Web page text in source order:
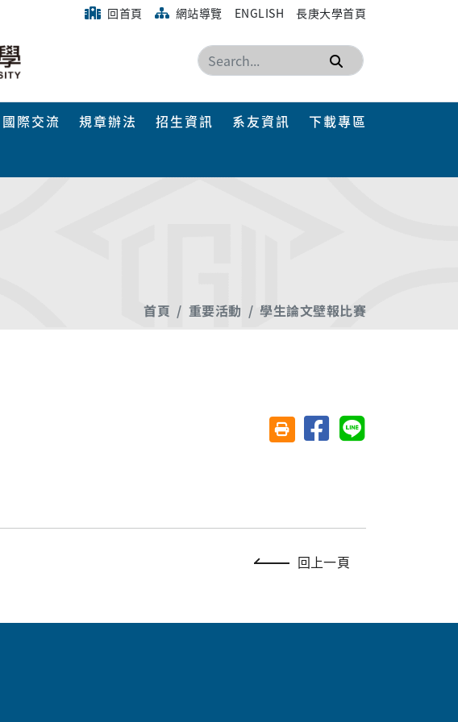
回首頁 網站導覽 ENGLISH 長庚大學首頁
搜尋
國際交流 規章辦法 招生資訊 系友資訊
下載專區
首頁 重要活動 學生論文壁報比賽
友善列印(另開視窗)
分享至臉書分享至 Line
回上一頁